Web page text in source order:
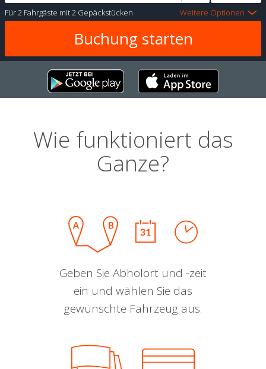
Für2 Fahrgäste mit2 Gepäckstücken Weitere Optionen
Wie funktioniert das
Ganze?
Geben Sie Abholort und -zeit
ein und wählen Sie das
gewünschte Fahrzeug aus.